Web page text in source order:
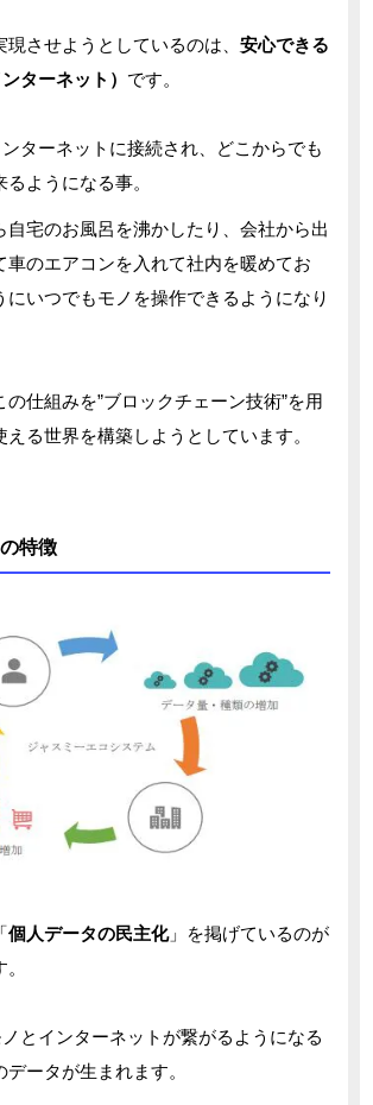
現させようとしているのは、安心できる
ターネット） です。
ターネットに接続され、どこからでも
ようになる事。
自宅のお風呂を沸かしたり、会社から出
車のエアコンを入れて社内を暖めてお
にいつでもモノを操作できるようになり
の仕組みを”ブロックチェーン技術”を用
える世界を構築しようとしています。
特徴
個人データの民主化」を掲げているのが
とインターネットが繋がるようになる
ータが生まれます。